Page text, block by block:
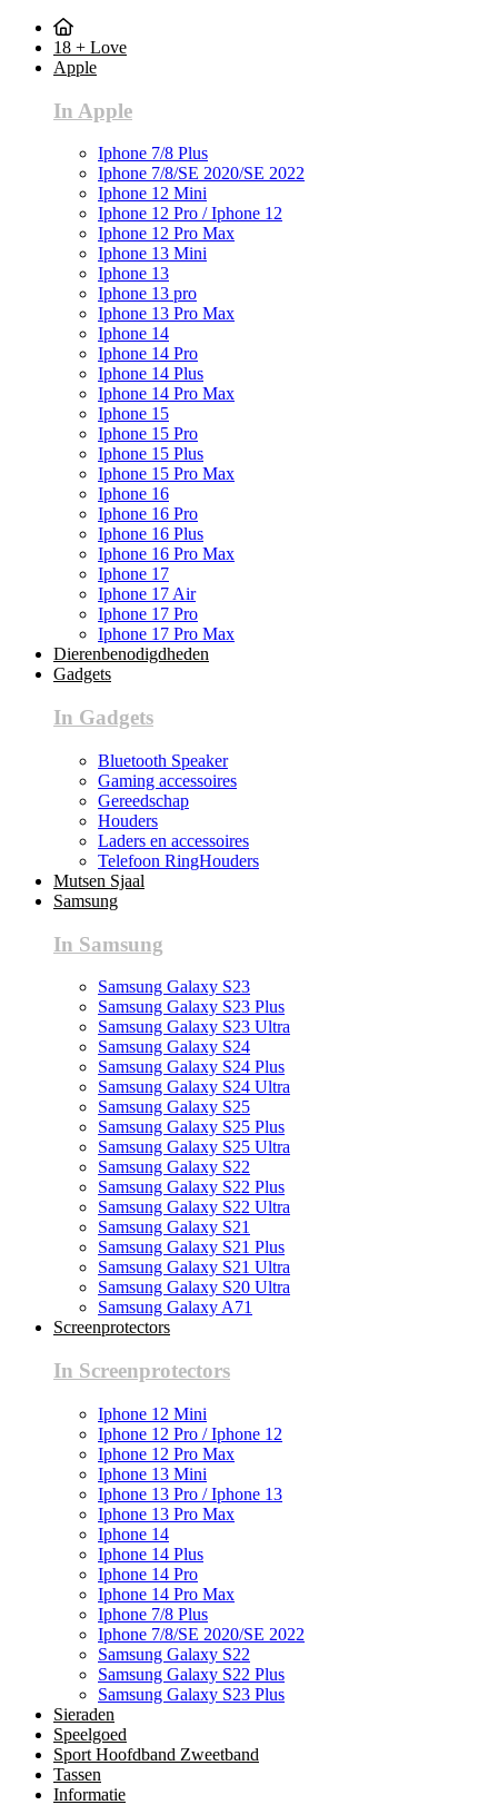
18 + Love
Apple
In Apple
Iphone 7/8 Plus
Iphone 7/8/SE 2020/SE 2022
Iphone 12 Mini
Iphone 12 Pro / Iphone 12
Iphone 12 Pro Max
Iphone 13 Mini
Iphone 13
Iphone 13 pro
Iphone 13 Pro Max
Iphone 14
Iphone 14 Pro
Iphone 14 Plus
Iphone 14 Pro Max
Iphone 15
Iphone 15 Pro
Iphone 15 Plus
Iphone 15 Pro Max
Iphone 16
Iphone 16 Pro
Iphone 16 Plus
Iphone 16 Pro Max
Iphone 17
Iphone 17 Air
Iphone 17 Pro
Iphone 17 Pro Max
Dierenbenodigdheden
Gadgets
In Gadgets
Bluetooth Speaker
Gaming accessoires
Gereedschap
Houders
Laders en accessoires
Telefoon RingHouders
Mutsen Sjaal
Samsung
In Samsung
Samsung Galaxy S23
Samsung Galaxy S23 Plus
Samsung Galaxy S23 Ultra
Samsung Galaxy S24
Samsung Galaxy S24 Plus
Samsung Galaxy S24 Ultra
Samsung Galaxy S25
Samsung Galaxy S25 Plus
Samsung Galaxy S25 Ultra
Samsung Galaxy S22
Samsung Galaxy S22 Plus
Samsung Galaxy S22 Ultra
Samsung Galaxy S21
Samsung Galaxy S21 Plus
Samsung Galaxy S21 Ultra
Samsung Galaxy S20 Ultra
Samsung Galaxy A71
Screenprotectors
In Screenprotectors
Iphone 12 Mini
Iphone 12 Pro / Iphone 12
Iphone 12 Pro Max
Iphone 13 Mini
Iphone 13 Pro / Iphone 13
Iphone 13 Pro Max
Iphone 14
Iphone 14 Plus
Iphone 14 Pro
Iphone 14 Pro Max
Iphone 7/8 Plus
Iphone 7/8/SE 2020/SE 2022
Samsung Galaxy S22
Samsung Galaxy S22 Plus
Samsung Galaxy S23 Plus
Sieraden
Speelgoed
Sport Hoofdband Zweetband
Tassen
Informatie